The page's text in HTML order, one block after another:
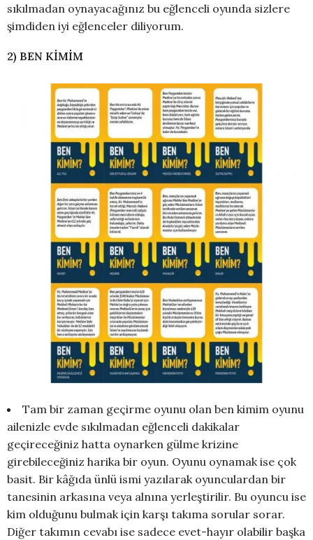
sıkılmadan oynayacağınız bu eğlenceli oyunda sizlere
şimdiden iyi eğlenceler diliyorum.
2) BEN KİMİM
Tam bir zaman geçirme oyunu olan ben kimim oyunu
ailenizle evde sıkılmadan eğlenceli dakikalar
geçireceğiniz hatta oynarken gülme krizine
girebileceğiniz harika bir oyun. Oyunu oynamak ise çok
basit. Bir kâğıda ünlü ismi yazılarak oyunculardan bir
tanesinin arkasına veya alnına yerleştirilir. Bu oyuncu ise
kim olduğunu bulmak için karşı takıma sorular sorar.
Diğer takımın cevabı ise sadece evet-hayır olabilir başka